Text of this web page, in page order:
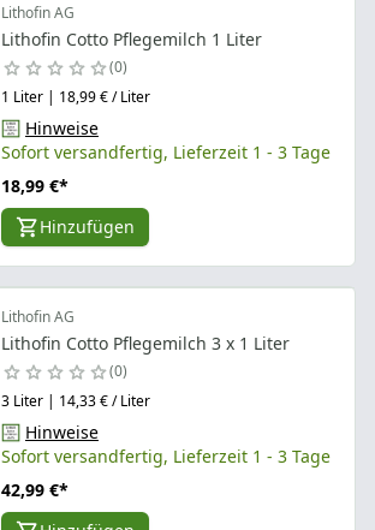
Lithofin AG
Lithofin Cotto Pflegemilch 1 Liter
0
1 Liter | 18,99 € / Liter
Hinweise
Sofort versandfertig, Lieferzeit 1 - 3 Tage
18,99 €*
Hinzufügen
Lithofin AG
Lithofin Cotto Pflegemilch 3 x 1 Liter
0
3 Liter | 14,33 € / Liter
Hinweise
Sofort versandfertig, Lieferzeit 1 - 3 Tage
42,99 €*